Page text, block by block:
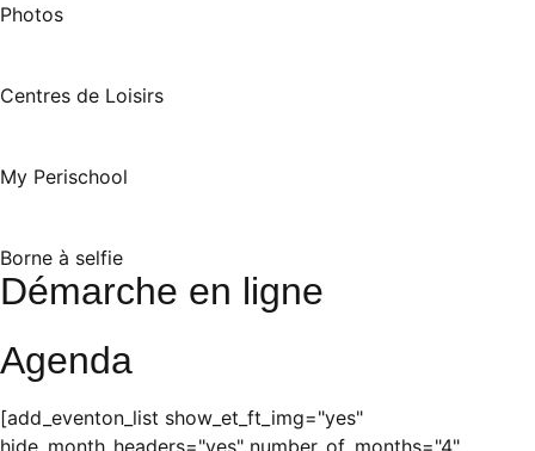
Photos
Centres de Loisirs
My Perischool
Borne à selfie
Démarche en ligne
Agenda
[add_eventon_list show_et_ft_img="yes"
hide_month_headers="yes" number_of_months="4"